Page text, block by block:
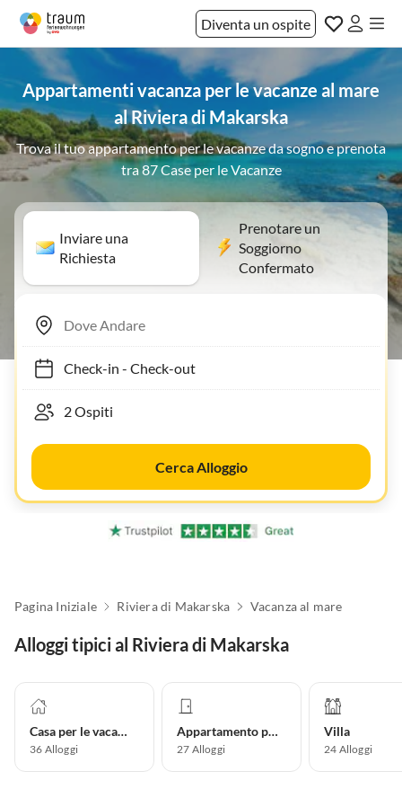
Diventa un ospite
Appartamenti vacanza per le vacanze al mare
al Riviera di Makarska
Trova il tuo appartamento per le vacanze da sogno e prenota
tra 87 Case per le Vacanze
Inviare una
Richiesta
Prenotare un
Soggiorno
Confermato
Check-in- Check-out
Cerca Alloggio
Pagina Iniziale Riviera di Makarska Vacanza al mare
Alloggi tipici al Riviera di Makarska
Casa per le vacanze
36 Alloggi
Appartamento per vacanze
27 Alloggi
Villa
24 Alloggi